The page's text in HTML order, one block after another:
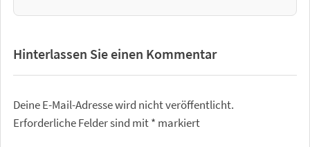
Hinterlassen Sie einen Kommentar
Deine E-Mail-Adresse wird nicht veröffentlicht.
Erforderliche Felder sind mit* markiert